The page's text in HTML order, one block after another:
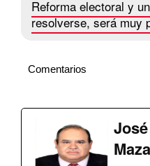
Reforma electoral y
resolverse, será muy
Comentarios